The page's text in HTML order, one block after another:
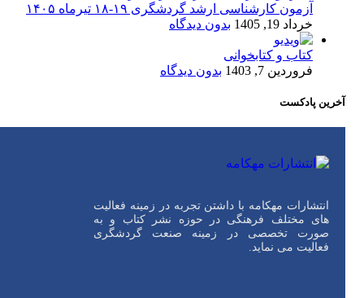
آزمون کارشناسی ارشد گردشگری ۱۹-۱۸ تیرماه ۱۴۰۵
خرداد 19, 1405
بدون دیدگاه
کتاب و کتابخوانی
فروردین 7, 1403
بدون دیدگاه
آخرین پادکست
انتشارات مهکامه با داشتن تجربه در زمینه فعالیت
های مختلف فرهنگی در حوزه نشر کتاب و به
صورت تخصصی در زمینه صنعت گردشگری
فعالیت می نماید.